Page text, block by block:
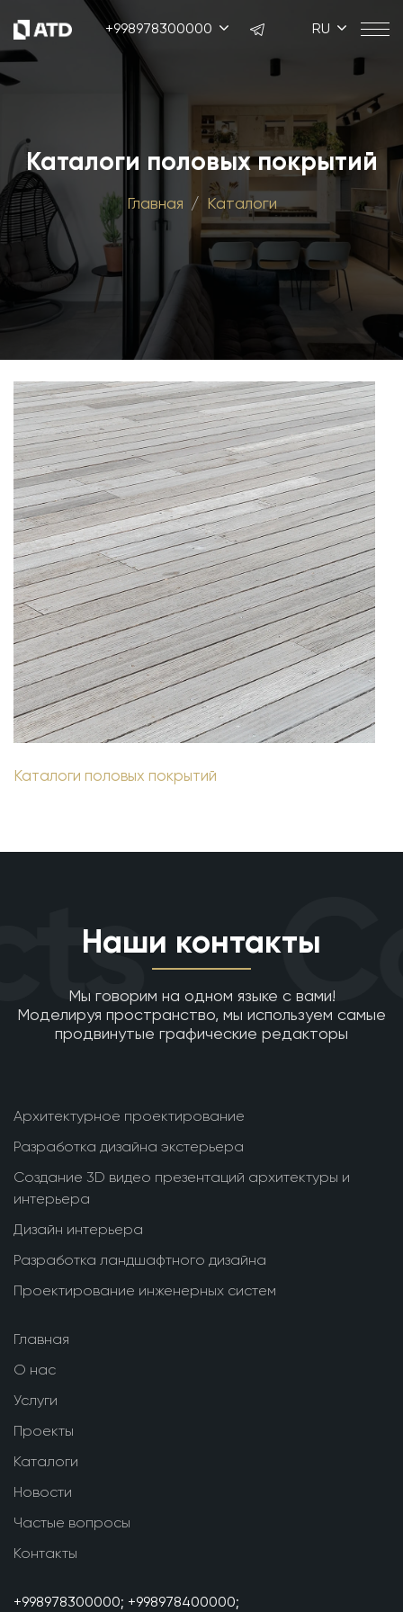
+998978300000 RU
Каталоги половых покрытий
Главная Каталоги
Каталоги половых покрытий
Наши контакты
Мы говорим на одном языке с вами!
Моделируя пространство, мы используем самые
продвинутые графические редакторы
Архитектурное проектирование
Разработка дизайна экстерьера
Создание 3D видео презентаций архитектуры и
интерьера
Дизайн интерьера
Разработка ландшафтного дизайна
Проектирование инженерных систем
Главная
О нас
Услуги
Проекты
Каталоги
Новости
Частые вопросы
Контакты
+998978300000; +998978400000;